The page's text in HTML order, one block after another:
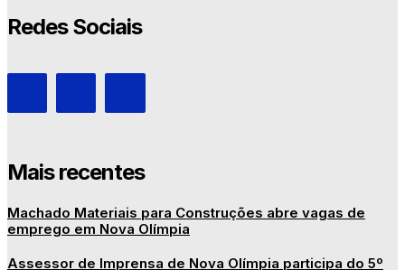
Redes Sociais
Mais recentes
Machado Materiais para Construções abre vagas de
emprego em Nova Olímpia
Assessor de Imprensa de Nova Olímpia participa do 5º